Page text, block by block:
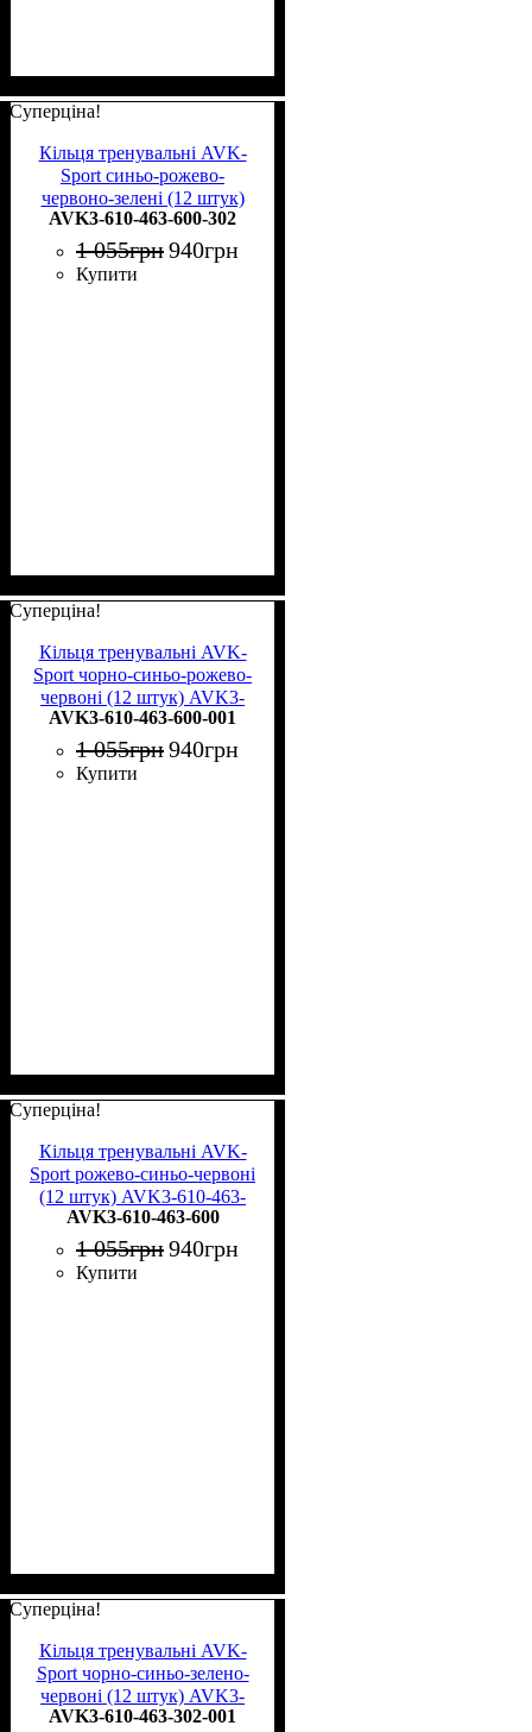
Суперціна!
Кільця тренувальні AVK-
Sport синьо-рожево-
червоно-зелені (12 штук)
AVK3-610-463-600-302
AVK3-610-463-600-302
1 055грн940грн
Купити
Суперціна!
Кільця тренувальні AVK-
Sport чорно-синьо-рожево-
червоні (12 штук) AVK3-
610-463-600-001
AVK3-610-463-600-001
1 055грн940грн
Купити
Суперціна!
Кільця тренувальні AVK-
Sport рожево-синьо-червоні
(12 штук) AVK3-610-463-
600
AVK3-610-463-600
1 055грн940грн
Купити
Суперціна!
Кільця тренувальні AVK-
Sport чорно-синьо-зелено-
червоні (12 штук) AVK3-
610-463-302-001
AVK3-610-463-302-001